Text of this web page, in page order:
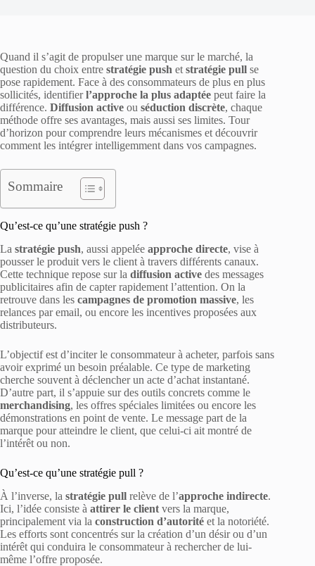
Quand il s’agit de propulser une marque sur le marché, la
question du choix entre stratégie push et stratégie pull se
pose rapidement. Face à des consommateurs de plus en plus
sollicités, identifierl’approche la plus adaptée peut faire la
différence. Diffusion active ou séduction discrète, chaque
méthode offre ses avantages, mais aussi ses limites. Tour
d’horizon pour comprendre leurs mécanismes et découvrir
comment les intégrer intelligemment dans vos campagnes.
Sommaire
Qu’est-ce qu’une stratégie push ?
La stratégie push, aussi appelée approche directe, vise à
pousser le produit vers le client à travers différents canaux.
Cette technique repose sur la diffusion active des messages
publicitaires afin de capter rapidement l’attention. On la
retrouve dans les campagnes de promotion massive, les
relances par email, ou encore les incentives proposées aux
distributeurs.
L’objectif est d’inciter le consommateur à acheter, parfois sans
avoir exprimé un besoin préalable. Ce type de marketing
cherche souvent à déclencher un acte d’achat instantané.
D’autre part, il s’appuie sur des outils concrets comme le
merchandising, les offres spéciales limitées ou encore les
démonstrations en point de vente. Le message part de la
marque pour atteindre le client, que celui-ci ait montré de
l’intérêt ou non.
Qu’est-ce qu’une stratégie pull ?
À l’inverse, la stratégie pull relève de l’approche indirecte.
Ici, l’idée consiste à attirer le client vers la marque,
principalement via la construction d’autorité et la notoriété.
Les efforts sont concentrés sur la création d’un désir ou d’un
intérêt qui conduira le consommateur à rechercher de lui-
même l’offre proposée.